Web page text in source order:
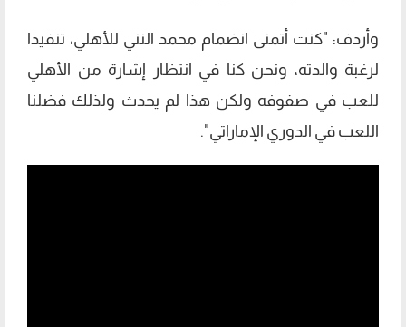
وأردف: "كنت أتمنى انضمام محمد النني للأهلي، تنفيذا
لرغبة والدته، ونحن كنا في انتظار إشارة من الأهلي
للعب في صفوفه ولكن هذا لم يحدث ولذلك فضلنا
اللعب في الدوري الإماراتي".